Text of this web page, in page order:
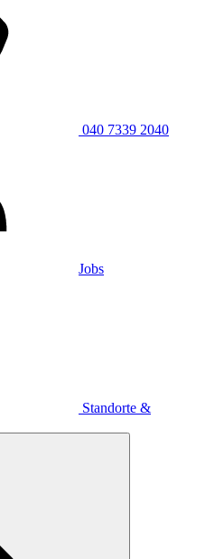
040 7339 2040
Jobs
Standorte &